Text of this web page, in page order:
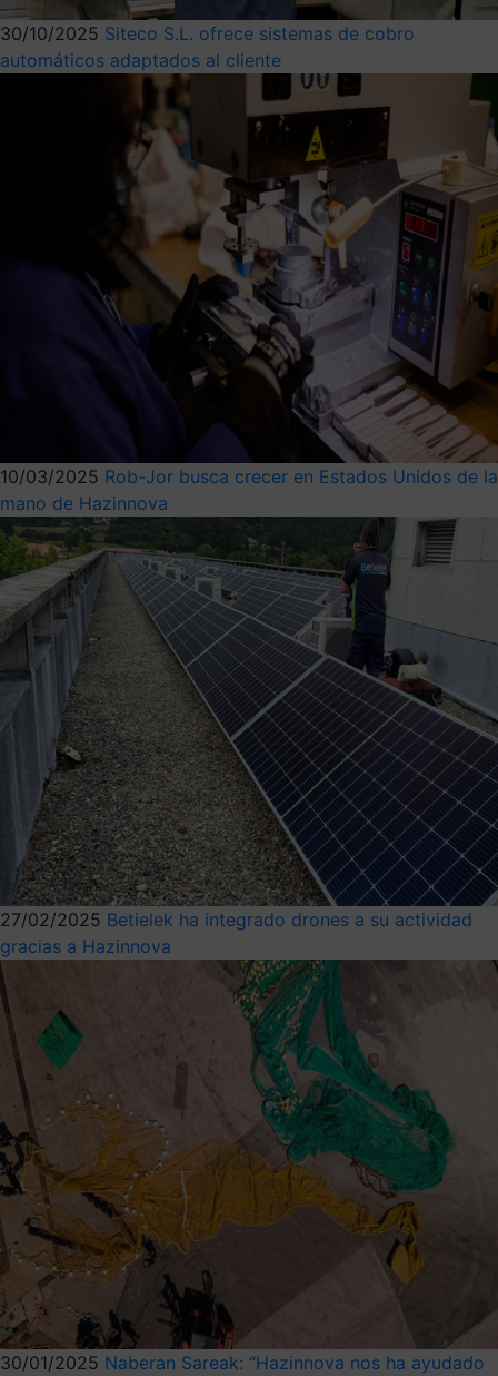
30/10/2025 Siteco S.L. ofrece sistemas de cobro
automáticos adaptados al cliente
10/03/2025 Rob-Jor busca crecer en Estados Unidos de la
mano de Hazinnova
27/02/2025 Betielek ha integrado drones a su actividad
gracias a Hazinnova
30/01/2025 Naberan Sareak: “Hazinnova nos ha ayudado